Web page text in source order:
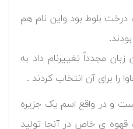
درخت بلوط بود واین نام هم
مجدداً تغییرنام داد به
و در واقع اسم یک جزیره
ی خاص در آنجا تولید